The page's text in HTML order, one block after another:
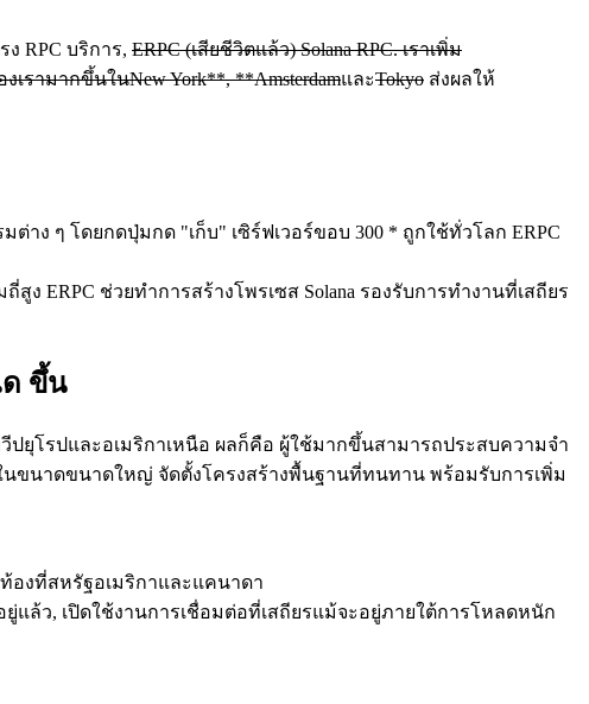
ง RPC บริการ, ERPC (เสียชีวิตแล้ว) Solana RPC. เราเพิ่ม
เรามากขึ้นในNew York**, **AmsterdamและTokyo ส่งผลให้
ต่าง ๆ โดยกดปุ่มกด "เก็บ" เซิร์ฟเวอร์ขอบ 300 * ถูกใช้ทั่วโลก ERPC
ERPC ช่วยทําการสร้างโพรเซส Solana รองรับการทํางานที่เสถียร
ด ขึ้น
ปยุโรปและอเมริกาเหนือ ผลก็คือ ผู้ใช้มากขึ้นสามารถประสบความจํา
นขนาดขนาดใหญ่ จัดตั้งโครงสร้างพื้นฐานที่ทนทาน พร้อมรับการเพิ่ม
องที่สหรัฐอเมริกาและแคนาดา
แล้ว, เปิดใช้งานการเชื่อมต่อที่เสถียรแม้จะอยู่ภายใต้การโหลดหนัก